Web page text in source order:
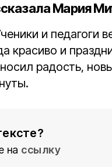
Мария
и педагоги
красиво и
радость,
на ссылку